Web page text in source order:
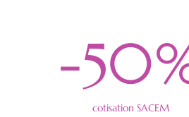
-50
cotisation SACEM